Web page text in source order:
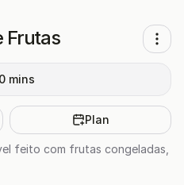
Frutas
mins
Plan
feito com frutas congeladas,